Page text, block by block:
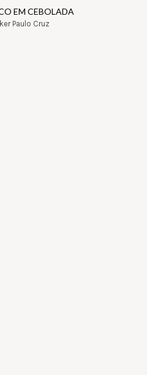
EM CEBOLADA
Paulo Cruz